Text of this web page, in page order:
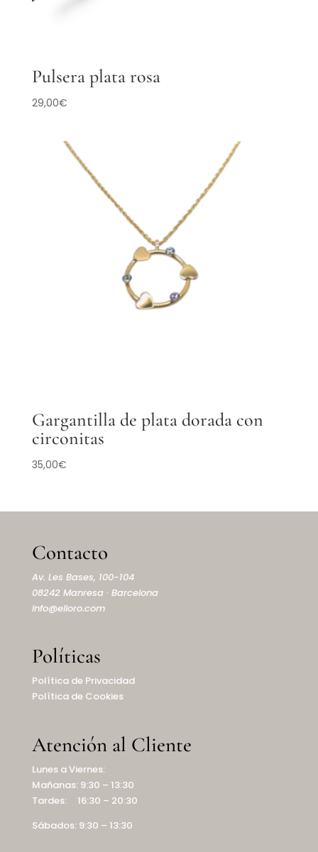
Pulsera plata rosa
29,00€
Gargantilla de plata dorada con
circonitas
35,00€
Contacto
Av. Les Bases, 100-104
08242 Manresa · Barcelona
info@elioro.com
Políticas
Política de Privacidad
Política de Cookies
Atención al Cliente
Lunes a Viernes:
Mañanas: 9:30 – 13:30
Tardes: 16:30 – 20:30
Sábados: 9:30 – 13:30